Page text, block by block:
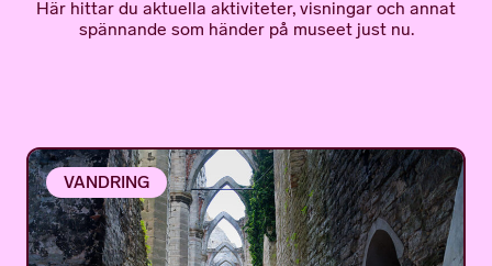
Här hittar du aktuella aktiviteter, visningar och annat
spännande som händer på museet just nu.
VANDRING